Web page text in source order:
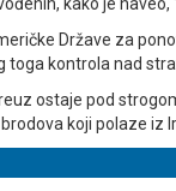
kako je naveo,
Države za
toga kontrola nad
ostaje pod
koji polaze iz